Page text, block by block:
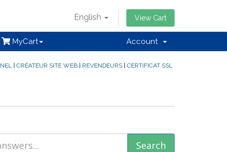
English View Cart
MyCart Account
| CRÉATEUR SITE WEB| REVENDEURS| CERTIFICAT SSL